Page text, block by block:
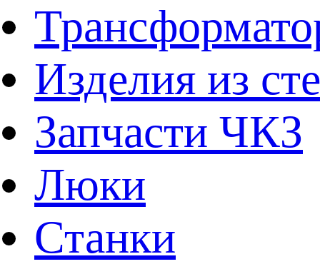
Изделия из
Запчасти ЧКЗ
Люки
Станки